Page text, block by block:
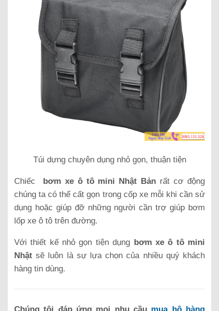
Túi dựng chuyên dụng nhỏ gọn, thuận tiện
Chiếc bơm xe ô tô mini Nhật Bản rất cơ động
chúng ta có thể cất gọn trong cốp xe mỗi khi cần sử
dụng hoặc giúp đỡ những người cần trợ giúp bơm
lốp xe ô tô trên đường.
Với thiết kế nhỏ gọn tiện dụng bơm xe ô tô mini
Nhậtsẽ luôn là sự lựa chọn của nhiều quý khách
hàng tin dùng.